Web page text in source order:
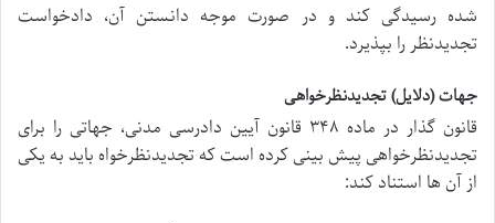
شده رسیدگی کند و در صورت موجه دانستن آن، دادخواست
تجدیدنظر را بپذیرد.
جهات (دلایل) تجدیدنظرخواهی
قانون گذار در ماده ۳۴۸ قانون آیین دادرسی مدنی، جهاتی را برای
تجدیدنظرخواهی پیش بینی کرده است که تجدیدنظرخواه باید به یکی
از آن ها استناد کند: